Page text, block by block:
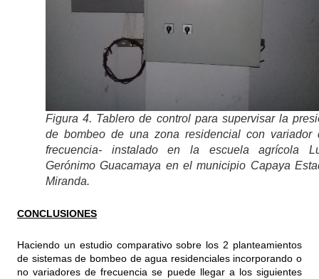
Figura 4. Tablero de control para supervisar la
de bombeo de una zona residencial con variador
frecuencia- instalado en la escuela agrícola
Gerónimo Guacamaya en el municipio Capaya
Miranda.
CONCLUSIONES
Haciendo un estudio comparativo sobre los 2 planteamientos
de sistemas de bombeo de agua residenciales incorporando o
no variadores de frecuencia se puede llegar a los siguientes